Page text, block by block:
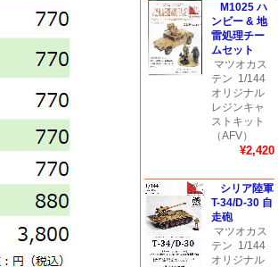
M1025 ハ
ンビー & 地
雷処理チー
ムセット
マツオカス
テン 1/144
オリジナル
レジンキャ
ストキット
（AFV）
¥2,420
シリア陸軍
T-34/D-30 自
走砲
マツオカス
テン 1/144
オリジナル